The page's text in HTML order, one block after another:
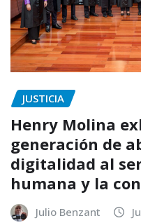
JUSTICIA
Henry Molina
generación de
digitalidad al
humana y la
Julio Benzant